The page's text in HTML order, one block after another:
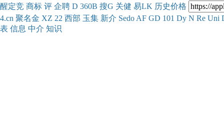
醒定竞 商标 评 企聘 D 360B 搜G 关健 易LK 历史价格
4.cn 聚名金 XZ 22 西部 玉集 新介 Sedo AF GD 101 Dy N Re Uni
表 信息 中介 知识